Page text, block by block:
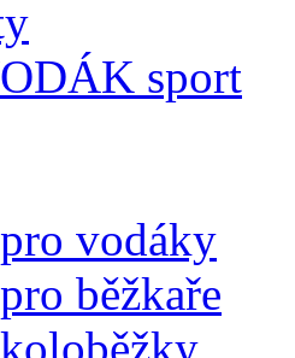
sport
vodáky
běžkaře